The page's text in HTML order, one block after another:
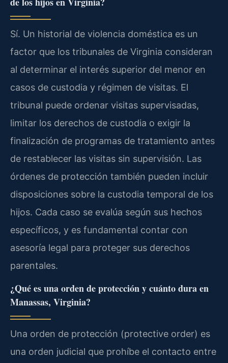
Sí. Un historial de violencia doméstica es un
factor que los tribunales de Virginia consideran
al determinar el interés superior del menor en
casos de custodia y régimen de visitas. El
tribunal puede ordenar visitas supervisadas,
limitar los derechos de custodia o exigir la
finalización de programas de tratamiento antes
de restablecer las visitas sin supervisión. Las
órdenes de protección también pueden incluir
disposiciones sobre la custodia temporal de los
hijos. Cada caso se evalúa según sus hechos
específicos, y es fundamental contar con
asesoría legal para proteger sus derechos
parentales.
¿Qué es una orden de protección y cuánto dura en
Manassas, Virginia?
Una orden de protección (protective order) es
una orden judicial que prohíbe el contacto entre